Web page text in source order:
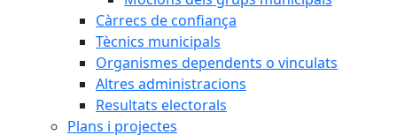
Càrrecs de confiança
Tècnics municipals
Organismes dependents o vinculats
Altres administracions
Resultats electorals
Plans i projectes